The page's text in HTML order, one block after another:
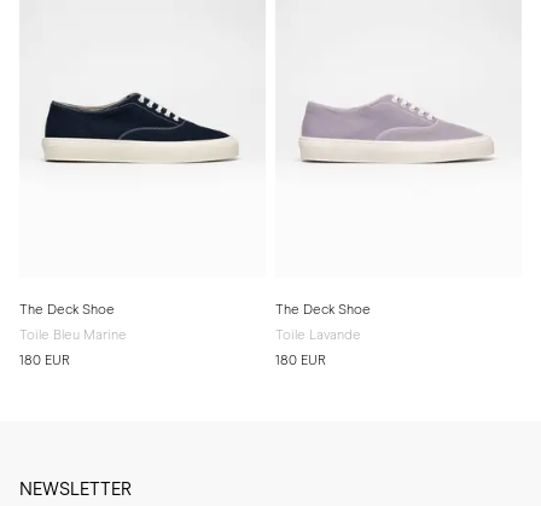
The Deck Shoe
Toile Bleu Marine
180 EUR
The Deck Shoe
Toile Lavande
180 EUR
NEWSLETTER